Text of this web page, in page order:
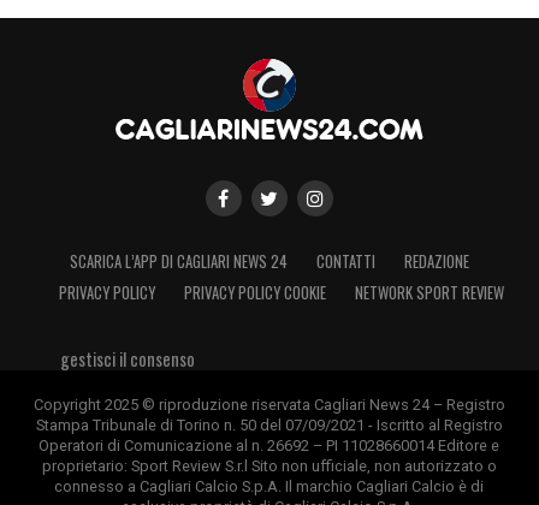
SCARICA L’APP DI CAGLIARI NEWS 24 CONTATTI
REDAZIONE
PRIVACY POLICY
PRIVACY POLICY COOKIE NETWORK SPORT REVIEW
gestisci il consenso
Copyright 2025 © riproduzione riservata Cagliari News 24 – Registro
Stampa Tribunale di Torino n. 50 del 07/09/2021 - Iscritto al Registro
Operatori di Comunicazione al n. 26692 – PI 11028660014 Editore e
proprietario: Sport Review S.r.l Sito non ufficiale, non autorizzato o
connesso a Cagliari Calcio S.p.A. Il marchio Cagliari Calcio è di